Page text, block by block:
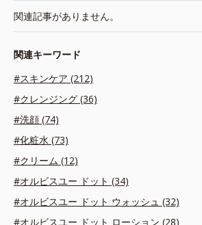
関連記事がありません。
関連キーワード
#スキンケア (212)
#クレンジング (36)
#洗顔 (74)
#化粧水 (73)
#クリーム (12)
#オルビスユー ドット (34)
#オルビスユー ドット ウォッシュ (32)
#オルビスユー ドット ローション (28)